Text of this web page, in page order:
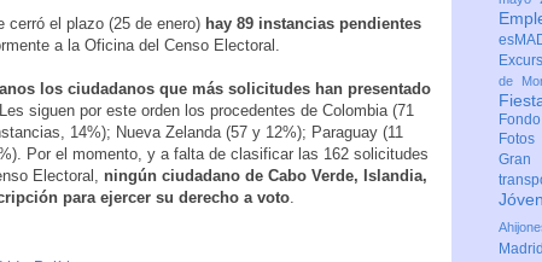
cerró el plazo (25 de enero) hay 89 instancias pendientes
a la Oficina del Censo Electoral.
los ciudadanos que más solicitudes han presentado
siguen por este orden los procedentes de Colombia (71
14%); Nueva Zelanda (57 y 12%); Paraguay (11
Por el momento, y a falta de clasificar las 162 solicitudes
Electoral, ningún ciudadano de Cabo Verde, Islandia,
para ejercer su derecho a voto
de